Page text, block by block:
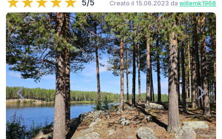
5/5 Creato il 15.06.2023 da willemk1968